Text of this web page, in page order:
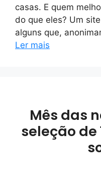
casas. E quem
do que eles? Um
alguns que,
Ler mais
Mês das
seleção de